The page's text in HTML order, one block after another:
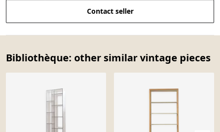
Contact seller
Bibliothèque: other similar vintage pieces